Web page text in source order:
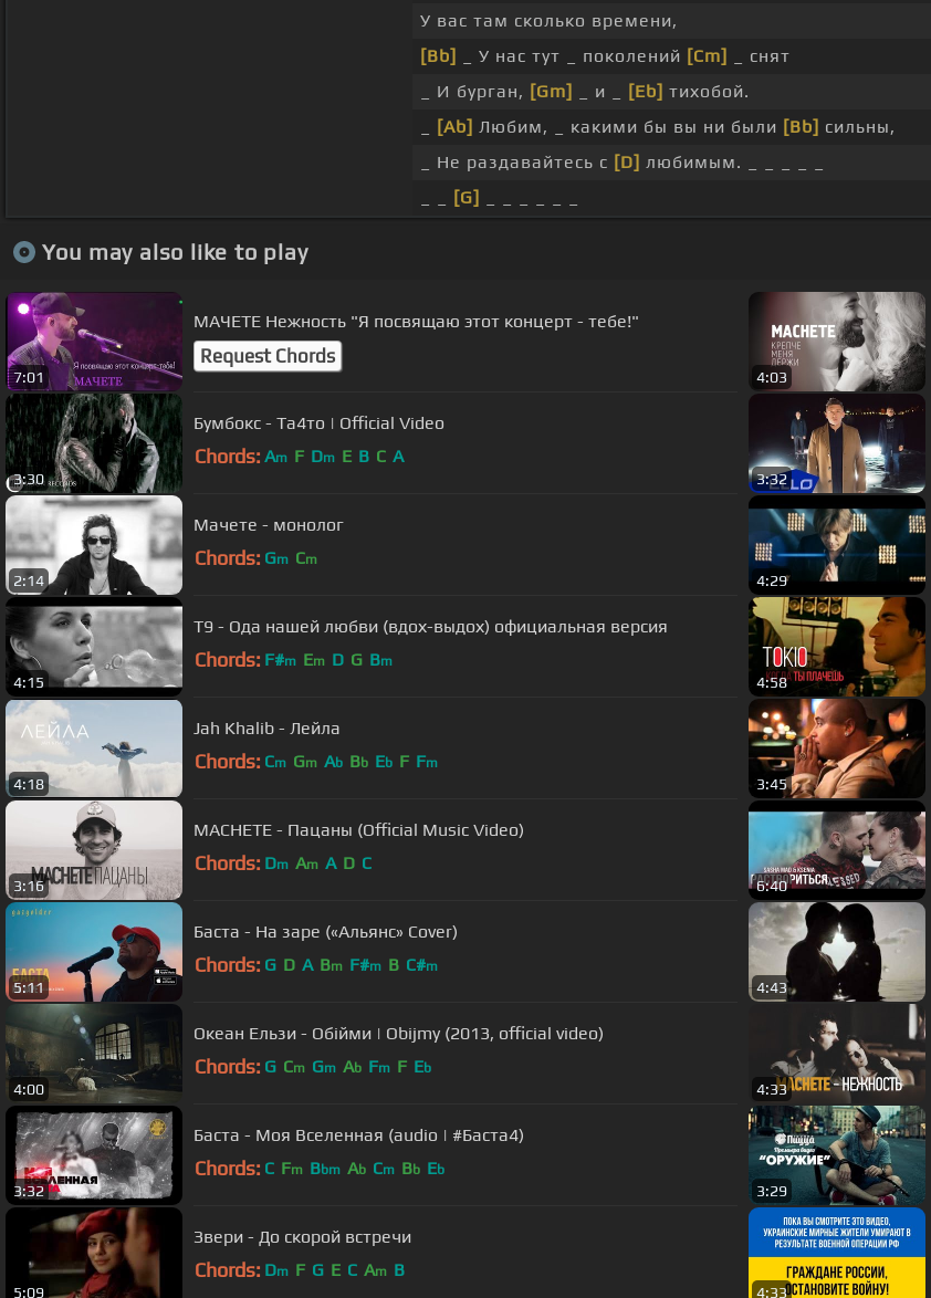
У вас там сколько времени,
[Bb]
_ У нас тут _ поколений [Cm]
_ снят
_ И бурган, [Gm] _ и _ [Eb] тихобой.
[Ab] Любим, _ какими бы вы ни были [Bb] сильны,
_ Не раздавайтесь с [D] любимым. _ _ _ _ _
[G]
You may also like to play
7:01
МАЧЕТЕ Нежность "Я посвящаю этот концерт - тебе!"
Request Chords
4:03
3:30
Бумбокс - Та4то | Official Video
Chords: Am F Dm E B C A
3:32
2:14
Мачете - монолог
Chords: Gm Cm
4:29
4:15
Т9 - Ода нашей любви (вдох-выдох) официальная версия
Chords: F#m Em D G Bm
4:58
4:18
Jah Khalib - Лейла
Chords: Cm Gm Ab Bb Eb F Fm
3:45
3:16
MACHETE - Пацаны (Official Music Video)
Chords: Dm Am A D C
6:40
5:11
Баста - На заре («Альянс» Cover)
Chords: G D A Bm F#m B C#m
4:43
4:00
Океан Ельзи - Обійми | Obijmy (2013, official video)
Chords: G Cm Gm Ab Fm F Eb
4:33
3:32
Баста - Моя Вселенная (audio | #Баста4)
Chords: C Fm Bbm Ab Cm Bb Eb
3:29
5:09
Звери - До скорой встречи
Chords: Dm F G E C Am B
4:33